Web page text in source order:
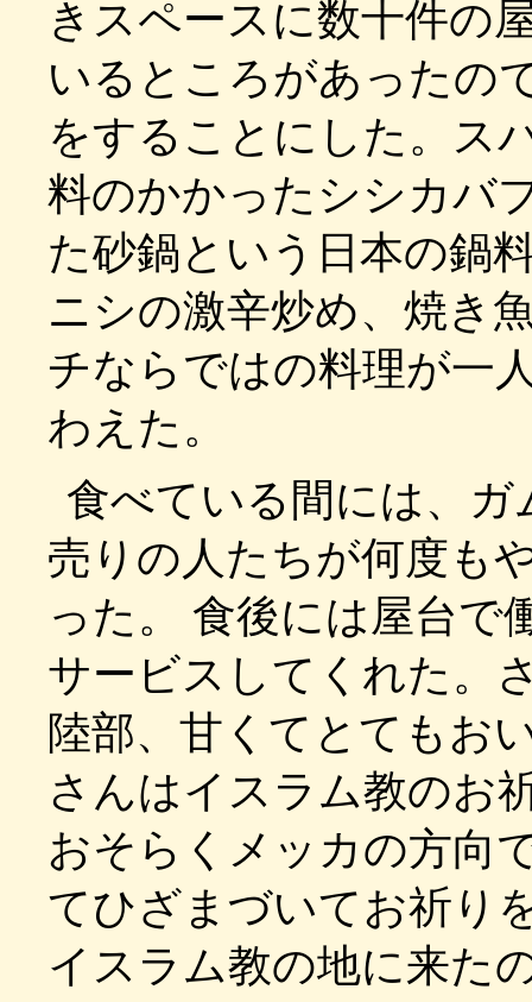
きスペースに数十件の
いるところがあったの
をすることにした。ス
料のかかったシシカバ
た砂鍋という日本の鍋
ニシの激辛炒め、焼き
チならではの料理が一
わえた。
食べている間には、
売りの人たちが何度も
った。 食後には屋台で
サービスしてくれた。
陸部、甘くてとてもお
さんはイスラム教のお
おそらくメッカの方向
てひざまづいてお祈り
イスラム教の地に来た